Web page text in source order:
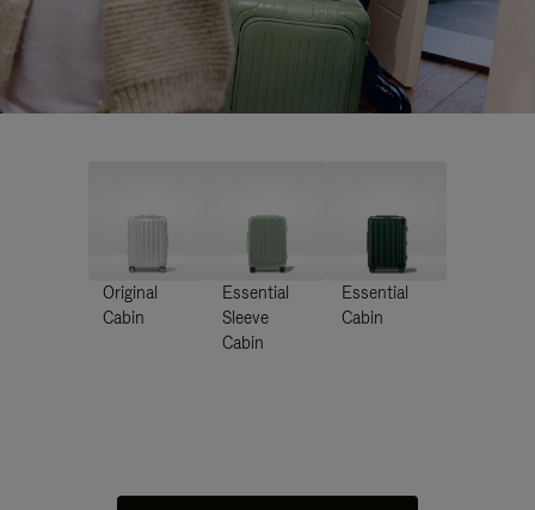
Original
Cabin
Essential
Sleeve
Cabin
Essential
Cabin